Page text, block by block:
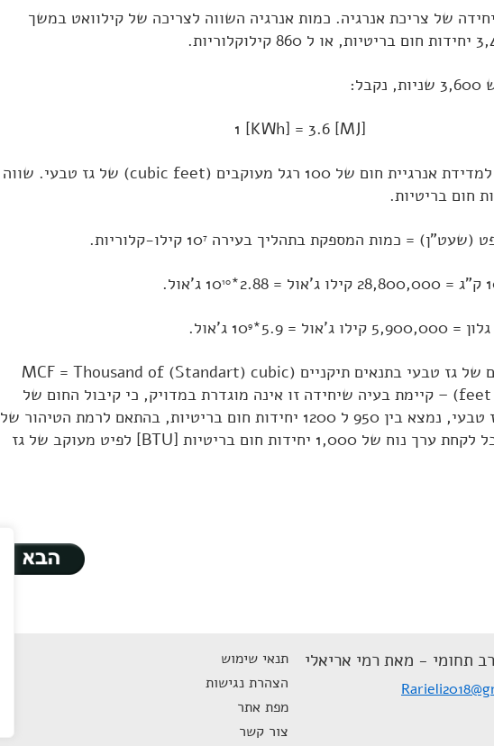
של צריכת אנרגיה. כמות אנרגיה השווה לצריכה של קילוואט במשך
1 [KWh] = 3.6 [MJ]
Therm – יחידה למדידת אנרגיית חום של 100 רגל מעוקבים (cubic feet) של גז טבעי. שווה
(שעט"ן) = כמות המספקת בתהליך בעירה 10 7 קילו-קלוריות.
10 ג'אול.
9 ג'אול.
אלף פיט מעוקבים של גז טבעי בתנאים תיקניים (MCF = Thousand of (Standart) cubic
feet of Natural Gas) – קיימת בעיה שיחידה זו אינה מוגדרת במדויק, כי קיבול החום של
פיט מעוקב של גז טבעי, נמצא בין 950 ל 1200 יחידות חום בריטיות, בהתאם לרמת הטיהור של
הגז ומקורו. מקובל לקחת ערך נוח של 1,000 יחידות חום בריטיות [BTU] לפיט מעוקב של גז
תחומי - מאת רמי אריאלי
תנאי שימוש
הצהרת נגישות
מפת אתר
צור קשר